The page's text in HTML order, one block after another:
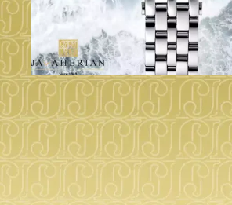
خرید